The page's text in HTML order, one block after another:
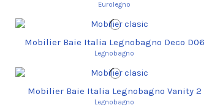
Eurolegno
Mobilier Baie Italia Legnobagno Deco D06
Legnobagno
Mobilier Baie Italia Legnobagno Vanity 2
Legnobagno